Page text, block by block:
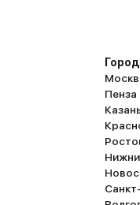
Пенза